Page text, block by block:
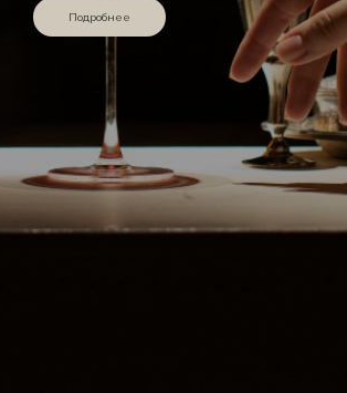
Подробнее